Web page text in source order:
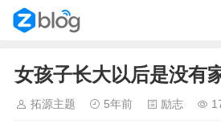
女孩子长大以后是没有
拓源主题 5年前 励志